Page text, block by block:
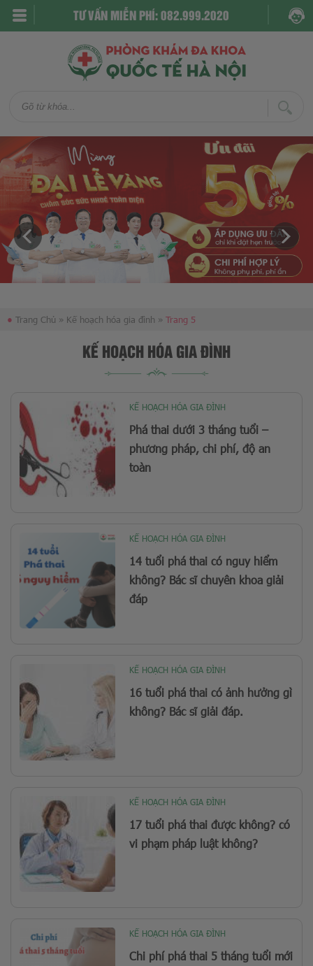
TƯ VẤN MIỄN PHÍ: 082.999.2020
● Trang Chủ » Kế hoạch hóa gia đình » Trang 5
KẾ HOẠCH HÓA GIA ĐÌNH
KẾ HOẠCH HÓA GIA ĐÌNH
Phá thai dưới 3 tháng tuổi –
phương pháp, chi phí, độ an
toàn
KẾ HOẠCH HÓA GIA ĐÌNH
14 tuổi phá thai có nguy hiểm
không? Bác sĩ chuyên khoa giải
đáp
KẾ HOẠCH HÓA GIA ĐÌNH
16 tuổi phá thai có ảnh hưởng gì
không? Bác sĩ giải đáp.
KẾ HOẠCH HÓA GIA ĐÌNH
17 tuổi phá thai được không? có
vi phạm pháp luật không?
KẾ HOẠCH HÓA GIA ĐÌNH
Chi phí phá thai 5 tháng tuổi mới